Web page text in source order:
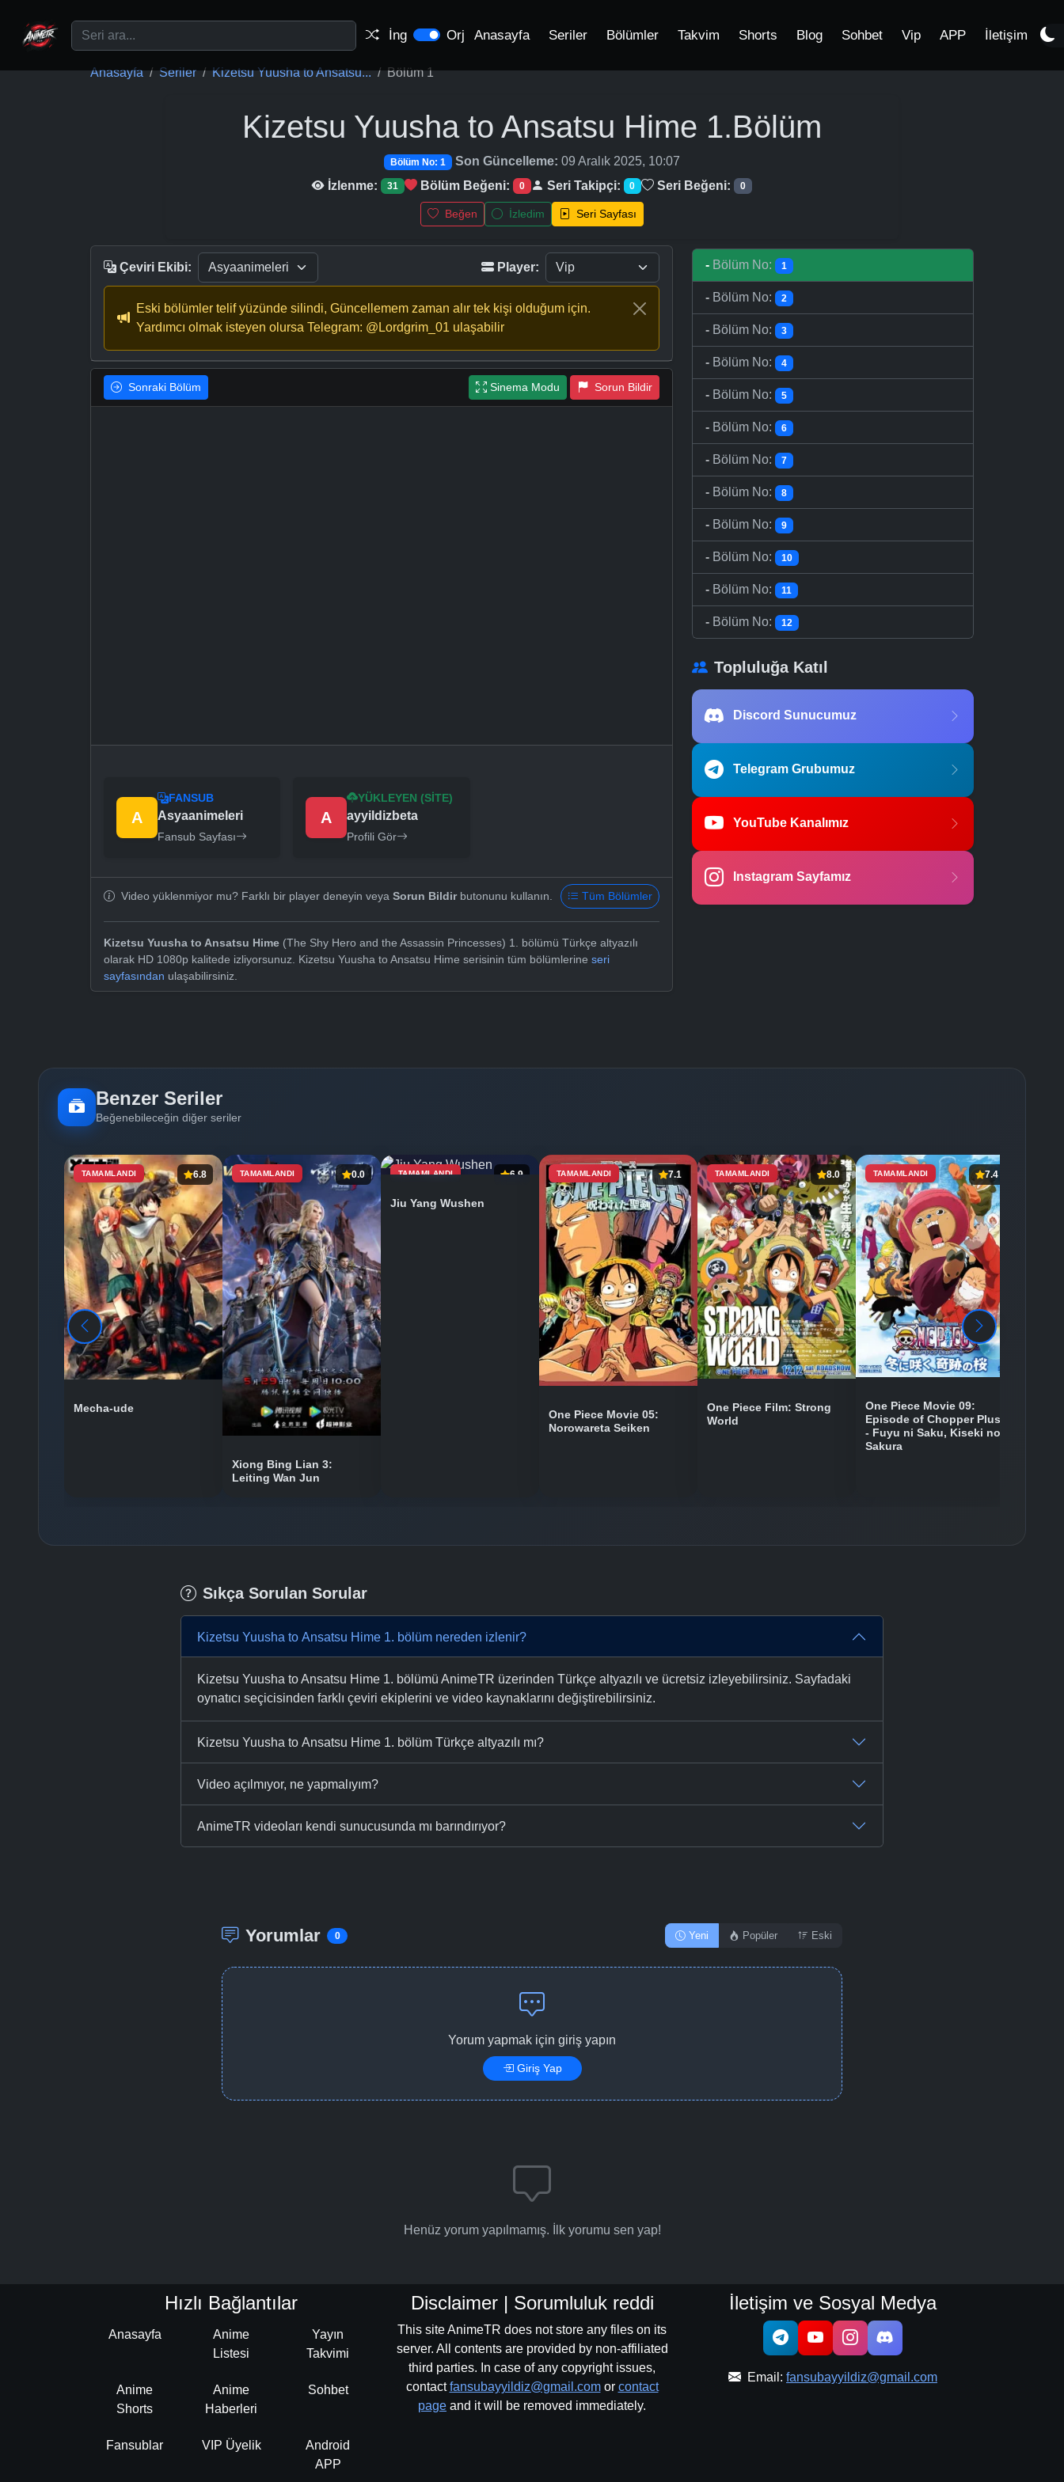
İng Orj Anasayfa Seriler Bölümler Takvim Shorts Blog Sohbet Vip APP İletişim
Anasayfa Seriler Kizetsu Yuusha to Ansatsu... Bölüm 1
Kizetsu Yuusha to Ansatsu Hime 1.Bölüm
Bölüm No: 1 Son Güncelleme: 09 Aralık 2025, 10:07
İzlenme:
31 Bölüm Beğeni: 0 Seri Takipçi: 0 Seri Beğeni: 0
Beğen İzledim Seri Sayfası
Çeviri Ekibi: Player:
Eski bölümler telif yüzünde silindi, Güncellemem zaman alır tek kişi olduğum için.
Yardımcı olmak isteyen olursa Telegram: @Lordgrim_01 ulaşabilir
Sonraki Bölüm Sinema Modu Sorun Bildir
A
FANSUB
Asyaanimeleri
Fansub Sayfası
A
YÜKLEYEN (SITE)
ayyildizbeta
Profili Gör
Video yüklenmiyor mu? Farklı bir player deneyin veya Sorun Bildirbutonunu kullanın. Tüm Bölümler
Kizetsu Yuusha to Ansatsu Hime (The Shy Hero and the Assassin Princesses) 1. bölümü Türkçe altyazılı
olarak HD 1080p kalitede izliyorsunuz. Kizetsu Yuusha to Ansatsu Hime serisinin tüm bölümlerine seri
sayfasından ulaşabilirsiniz.
- Bölüm No: 1
- Bölüm No: 2
- Bölüm No: 3
- Bölüm No: 4
- Bölüm No: 5
- Bölüm No: 6
- Bölüm No: 7
- Bölüm No: 8
- Bölüm No: 9
- Bölüm No: 10
- Bölüm No: 11
- Bölüm No: 12
Topluluğa Katıl
Discord Sunucumuz
Telegram Grubumuz
YouTube Kanalımız
Instagram Sayfamız
Benzer Seriler
Beğenebileceğin diğer seriler
TAMAMLANDI 6.8
Mecha-ude
TAMAMLANDI 0.0
Xiong Bing Lian 3:
Leiting Wan Jun
TAMAMLANDI 6.9
Jiu Yang Wushen
TAMAMLANDI 7.1
One Piece Movie 05:
Norowareta Seiken
TAMAMLANDI 8.0
One Piece Film: Strong
World
TAMAMLANDI 7.4
One Piece Movie 09:
Episode of Chopper Plus
- Fuyu ni Saku, Kiseki no
Sakura
Sıkça Sorulan Sorular
Kizetsu Yuusha to Ansatsu Hime 1. bölüm nereden izlenir?
Kizetsu Yuusha to Ansatsu Hime 1. bölümü AnimeTR üzerinden Türkçe altyazılı ve ücretsiz izleyebilirsiniz. Sayfadaki
oynatıcı seçicisinden farklı çeviri ekiplerini ve video kaynaklarını değiştirebilirsiniz.
Kizetsu Yuusha to Ansatsu Hime 1. bölüm Türkçe altyazılı mı?
Video açılmıyor, ne yapmalıyım?
AnimeTR videoları kendi sunucusunda mı barındırıyor?
Yorumlar 0 Yeni Popüler Eski
Yorum yapmak için giriş yapın
Giriş Yap
Henüz yorum yapılmamış. İlk yorumu sen yap!
Hızlı Bağlantılar
Anasayfa
Anime
Listesi
Yayın
Takvimi
Anime
Shorts
Anime
Haberleri
Sohbet
Fansublar VIP Üyelik
Android
APP
Disclaimer | Sorumluluk reddi
This site AnimeTR does not store any files on its
server. All contents are provided by non-affiliated
third parties. In case of any copyright issues,
contactfansubayyildiz@gmail.comor contact
page and it will be removed immediately.
İletişim ve Sosyal Medya
Email: fansubayyildiz@gmail.com